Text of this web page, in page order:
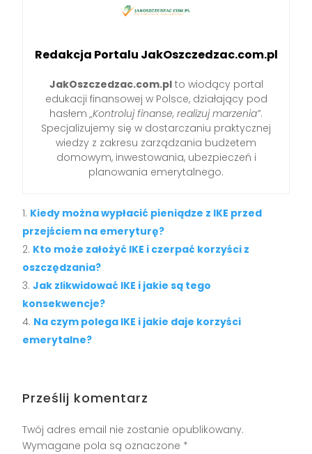
Redakcja Portalu JakOszczedzac.com.pl
JakOszczedzac.com.plto wiodący portal
edukacji finansowej w Polsce, działający pod
hasłem„Kontroluj finanse, realizuj marzenia”.
Specjalizujemy się w dostarczaniu praktycznej
wiedzy z zakresu zarządzania budżetem
domowym, inwestowania, ubezpieczeń i
planowania emerytalnego.
Kiedy można wypłacić pieniądze z IKE przed
przejściem na emeryturę?
Kto może założyć IKE i czerpać korzyści z
oszczędzania?
Jak zlikwidować IKE i jakie są tego
konsekwencje?
Na czym polega IKE i jakie daje korzyści
emerytalne?
Prześlij komentarz
Twój adres email nie zostanie opublikowany.
Wymagane pola są oznaczone *